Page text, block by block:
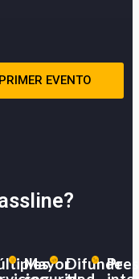
EVENTO
MayorDifunde